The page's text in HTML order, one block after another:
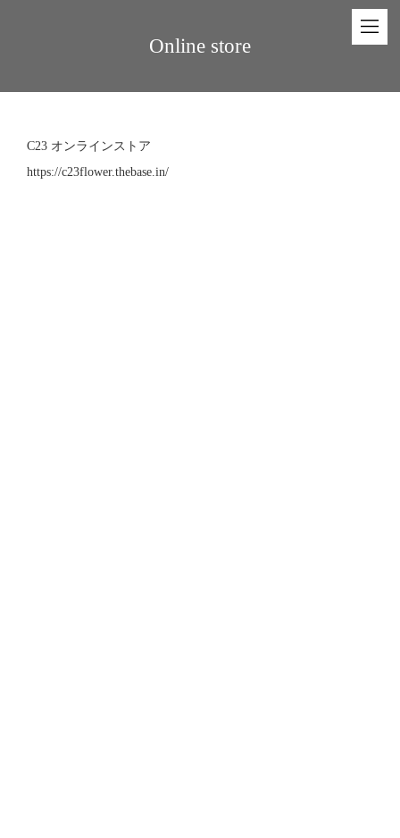
Online store
C23 オンラインストア
https://c23flower.thebase.in/